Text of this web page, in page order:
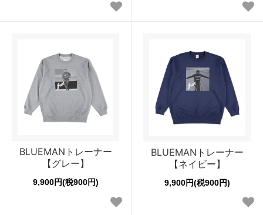
BLUEMANトレーナー
【グレー】
9,900円(税900円)
BLUEMANトレーナー
【ネイビー】
9,900円(税900円)